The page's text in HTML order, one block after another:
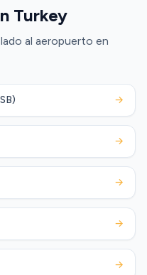
Turkey
al aeropuerto en
→
→
→
→
→